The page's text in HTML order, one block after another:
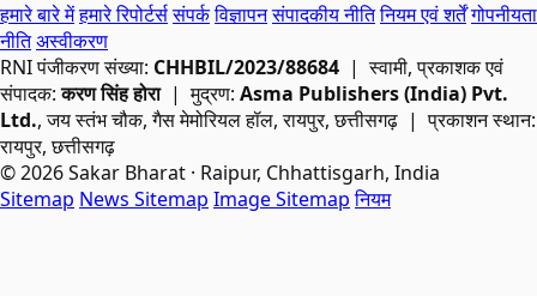
हमारे बारे मेंहमारे रिपोर्टर्ससंपर्कविज्ञापनसंपादकीय नीतिनियम एवं शर्तेंगोपनीयता
नीतिअस्वीकरण
RNIपंजीकरण संख्या: CHHBIL/2023/88684 | स्वामी, प्रकाशक एवं
संपादक:करण सिंह होरा| मुद्रण: Asma Publishers (India) Pvt.
Ltd., जय स्तंभ चौक, गैस मेमोरियल हॉल, रायपुर, छत्तीसगढ़ | प्रकाशन स्थान:
रायपुर, छत्तीसगढ़
© 2026 Sakar Bharat · Raipur, Chhattisgarh, India
Sitemap News Sitemap Image Sitemap नियम